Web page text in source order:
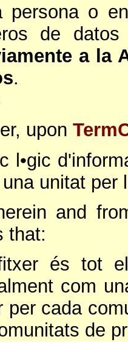
persona o
de
a la
.
upon
l•gic
unitat per
and
that:
és tot
com
per cada
de